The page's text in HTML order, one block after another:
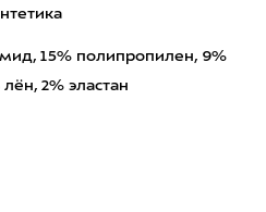
15% полипропилен, 9%
2% эластан